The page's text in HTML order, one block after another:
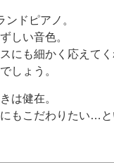
ドピアノ。
しい音色。
にも細かく応えてく
しょう。
は健在。
もこだわりたい…と